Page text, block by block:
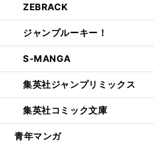
ZEBRACK
ジャンプルーキー！
S-MANGA
集英社ジャンプリミックス
集英社コミック文庫
青年マンガ